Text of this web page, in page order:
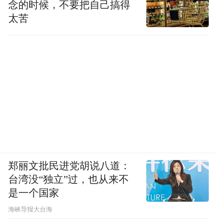
念的时候，不要把自己搞得
太苦
郑丽文批民进党胡说八道：
台湾没“独立”过，也从来不
是一个国家
​海峡导报大台海